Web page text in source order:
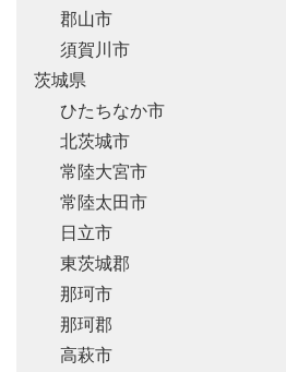
郡山市
須賀川市
茨城県
ひたちなか市
北茨城市
常陸大宮市
常陸太田市
日立市
東茨城郡
那珂市
那珂郡
高萩市